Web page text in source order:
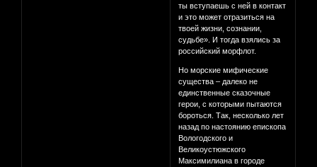
ты вступаешь с ней в контакт
и это может отразиться на
твоей жизни, сознании,
судьбе». И тогда взялись за
российский морфлот.
Но морские мифические
существа – далеко не
единственные сказочные
герои, с которыми пытаются
бороться. Так, несколько лет
назад по настоянию епископа
Вологодского и
Великоустюжского
Максимилиана в городе